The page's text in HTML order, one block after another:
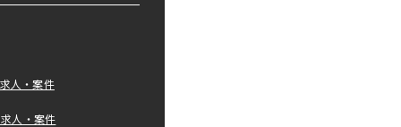
人・案件
人・案件